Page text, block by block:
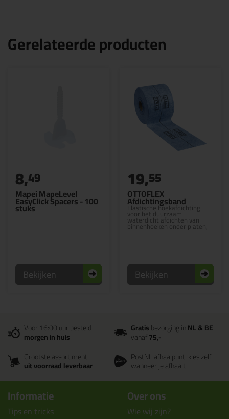
Gerelateerde producten
Mapei MapeLevel
EasyClick Spacers - 100
stuks
8,49
Bekijken
OTTOFLEX
Afdichtingsband
Elastische hoekafdichting
voor het duurzaam
waterdicht afdichten van
binnenhoeken onder platen,
keramische vloeren en tegels.
19,55
Bekijken
Voor 16:00 uur besteld
morgen in huis
Gratisbezorging inNL & BE
vanaf75,-
Grootste assortiment
uit voorraad leverbaar
PostNL afhaalpunt: kies zelf
wanneer je afhaalt
Informatie
Tips en tricks
Over ons
Wie wij zijn?